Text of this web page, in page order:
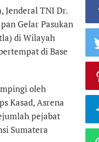
Jenderal TNI Dr.
Gelar Pasukan
di Wilayah
di Base
oleh
Kasad, Asrena
pejabat
Sumatera